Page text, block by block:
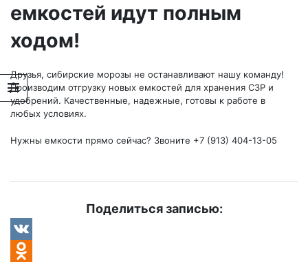
емкостей идут полным
ходом!
Друзья, сибирские морозы не останавливают нашу команду!
Производим отгрузку новых емкостей для хранения СЗР и
удобрений. Качественные, надежные, готовы к работе в
любых условиях.
Нужны емкости прямо сейчас? Звоните +7 (913) 404-13-05
Поделиться записью: